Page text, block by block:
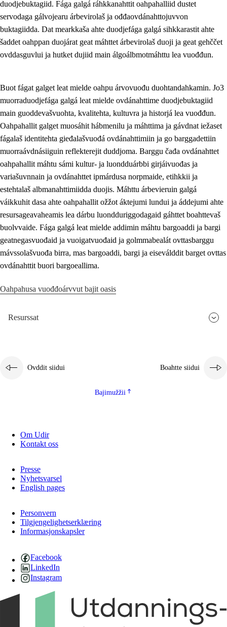
duodjebuktagiid. Fága galgá ráhkkanahttit oahpahalliid dustet
servodaga gálvojearu árbevirolaš ja ođđaovdánahttojuvvon
buktagiidda. Dat mearkkaša ahte duodjefága galgá sihkkarastit ahte
šaddet oahppan duojárat geat máhttet árbevirolaš duoji ja geat gehččet
ovddasguvlui ja hutket dujiid main álgoálbmotmáhttu lea vuođđun.
Buot fágat galget leat mielde oahpu árvovuođu duohtandahkamin. Jo3
muorraduodjefága galgá leat mielde ovdánahttime duodjebuktagiid
main guoddevašvuohta, kvalitehta, kultuvra ja historjá lea vuođđun.
Oahpahallit galget muosáhit hábmenilu ja máhttima ja gávdnat iežaset
fágalaš identitehta gieđalašvuođá ovdánahttimiin ja go barggadettiin
muorraávdnásiiguin reflekterejit duddjoma. Barggu čađa ovdánahttet
oahpahallit máhtu sámi kultur- ja luondduárbbi girjáivuođas ja
variašuvnnain ja ovdánahttet ipmárdusa norpmaide, etihkkii ja
estehtalaš albmanahttimiidda duojis. Máhttu árbevieruin galgá
váikkuhit dasa ahte oahpahallit ožžot áktejumi lundui ja áddejumi ahte
resursageavaheamis lea dárbu luondduriggodagaid gáhttet boahttevaš
buolvvaide. Fága galgá leat mielde addimin máhtu bargoaddi ja bargi
geatnegasvuođaid ja vuoigatvuođaid ja golmmabealát ovttasbarggu
mávssolašvuođa birra, mas bargoaddi, bargi ja eiseválddit barget ovttas
ovdánahttit buori bargoeallima.
Oahpahusa vuođđoárvvut bajit oasis
Resurssat
Ovddit siidui Boahtte siidui
Bajimužžii
Om Udir
Kontakt oss
Presse
Nyhetsvarsel
English pages
Personvern
Tilgjengelighetserklæring
Informasjonskapsler
Facebook
LinkedIn
Instagram